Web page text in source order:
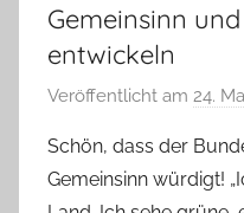
Gemeinsinn
entwickeln
Veröffentlicht am 24.
Schön, dass der
Gemeinsinn würdigt!